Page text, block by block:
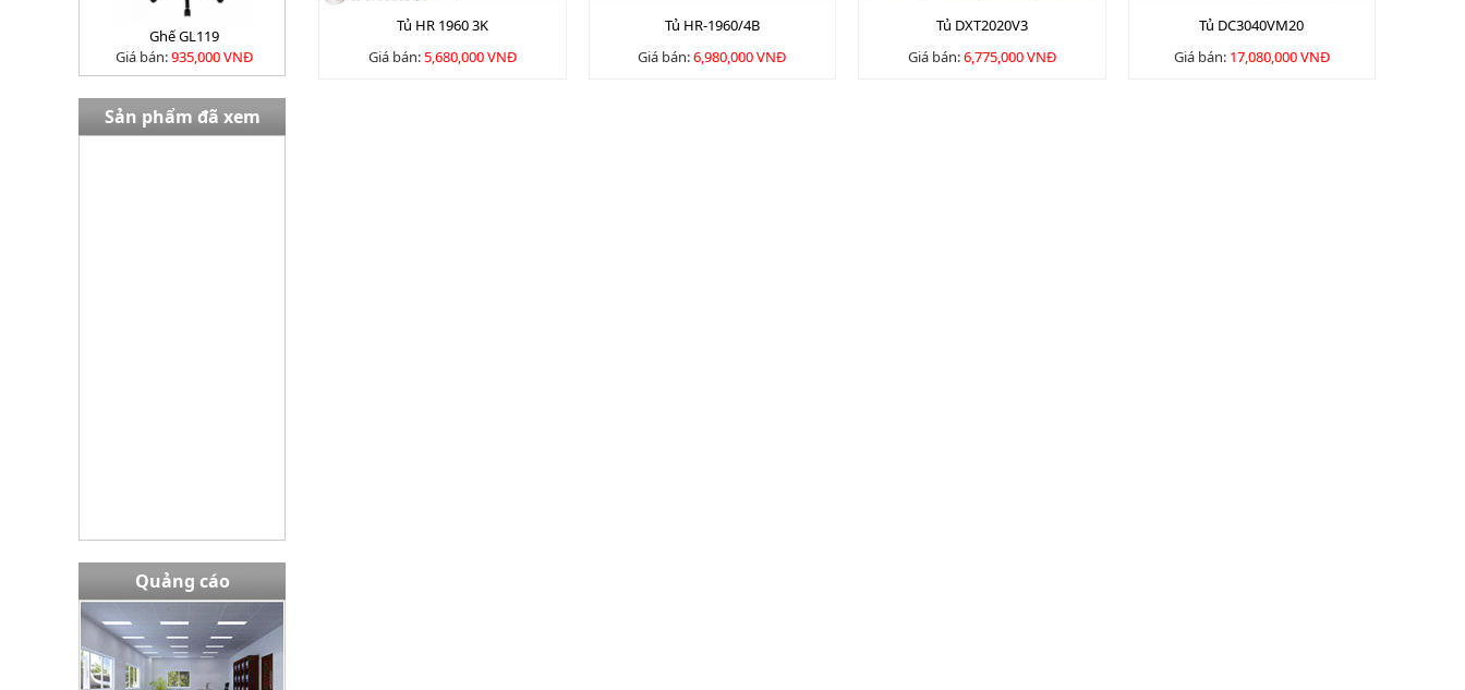
Ghế GL119
Giá bán:935,000 VNĐ
Sản phẩm đã xem
Quảng cáo
Tủ HR 1960 3K
Giá bán:5,680,000 VNĐ
Tủ HR-1960/4B
Giá bán:6,980,000 VNĐ
Tủ DXT2020V3
Giá bán:6,775,000 VNĐ
Tủ DC3040VM20
Giá bán: 17,080,000 VNĐ